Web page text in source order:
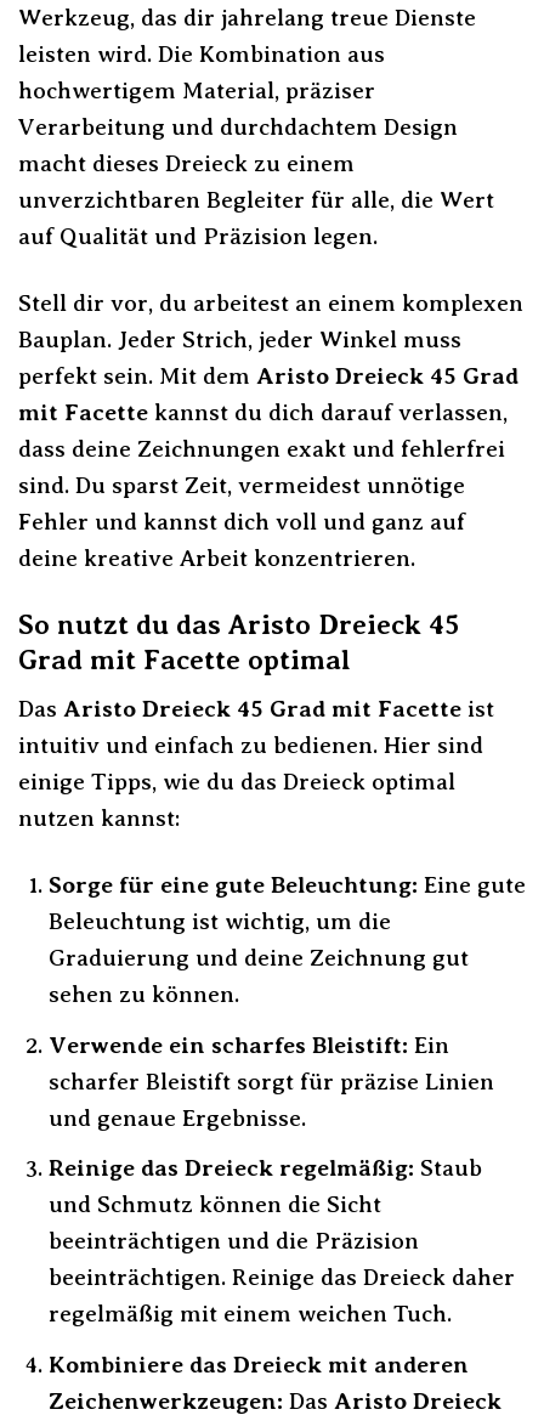
Werkzeug, das dir jahrelang treue Dienste
leisten wird. Die Kombination aus
hochwertigem Material, präziser
Verarbeitung und durchdachtem Design
macht dieses Dreieck zu einem
unverzichtbaren Begleiter für alle, die Wert
auf Qualität und Präzision legen.
Stell dir vor, du arbeitest an einem komplexen
Bauplan. Jeder Strich, jeder Winkel muss
perfekt sein. Mit dem Aristo Dreieck 45 Grad
mit Facette kannst du dich darauf verlassen,
dass deine Zeichnungen exakt und fehlerfrei
sind. Du sparst Zeit, vermeidest unnötige
Fehler und kannst dich voll und ganz auf
deine kreative Arbeit konzentrieren.
So nutzt du das Aristo Dreieck 45
Grad mit Facette optimal
Das Aristo Dreieck 45 Grad mit Facette ist
intuitiv und einfach zu bedienen. Hier sind
einige Tipps, wie du das Dreieck optimal
nutzen kannst:
Sorge für eine gute Beleuchtung: Eine gute
Beleuchtung ist wichtig, um die
Graduierung und deine Zeichnung gut
sehen zu können.
Verwende ein scharfes Bleistift: Ein
scharfer Bleistift sorgt für präzise Linien
und genaue Ergebnisse.
Reinige das Dreieck regelmäßig: Staub
und Schmutz können die Sicht
beeinträchtigen und die Präzision
beeinträchtigen. Reinige das Dreieck daher
regelmäßig mit einem weichen Tuch.
Kombiniere das Dreieck mit anderen
Zeichenwerkzeugen: Das Aristo Dreieck